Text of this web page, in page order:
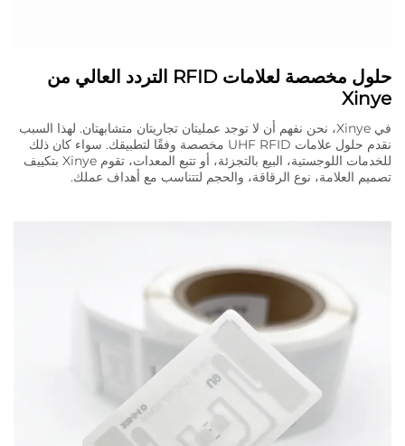
حلول مخصصة لعلامات RFID التردد العالي من
Xinye
في Xinye، نحن نفهم أن لا توجد عمليتان تجاريتان متشابهتان. لهذا السبب
نقدم حلول علامات UHF RFID مخصصة وفقًا لتطبيقك. سواء كان ذلك
للخدمات اللوجستية، البيع بالتجزئة، أو تتبع المعدات، تقوم Xinye بتكييف
تصميم العلامة، نوع الرقاقة، والحجم لتتناسب مع أهداف عملك.